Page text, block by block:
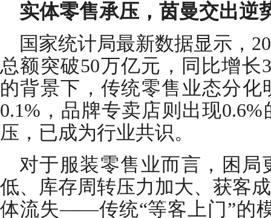
实体零售承压，茵曼交出逆
国家统计局最新数据显示，
总额突破50万亿元，同比增长
的背景下，传统零售业态分
0.1%，品牌专卖店则出现
压，已成为行业共识。
对于服装零售业而言，困局
低、库存周转压力加大、获客
体流失——传统“等客上门”的